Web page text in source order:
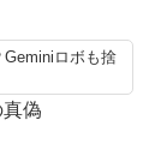
ロボも捨
偽